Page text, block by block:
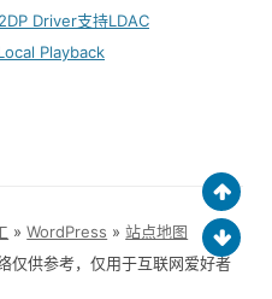
Driver支持LDAC
Playback
»WordPress »站点地图
仅供参考，仅用于互联网爱好者